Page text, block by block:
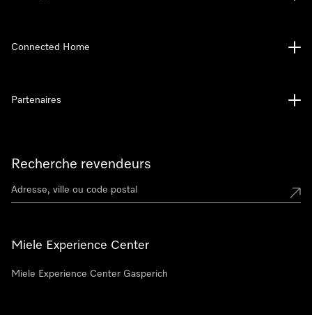
Recherche revendeurs
Miele Experience Center
Miele Experience Center Gasperich
Connected Home
Partenaires